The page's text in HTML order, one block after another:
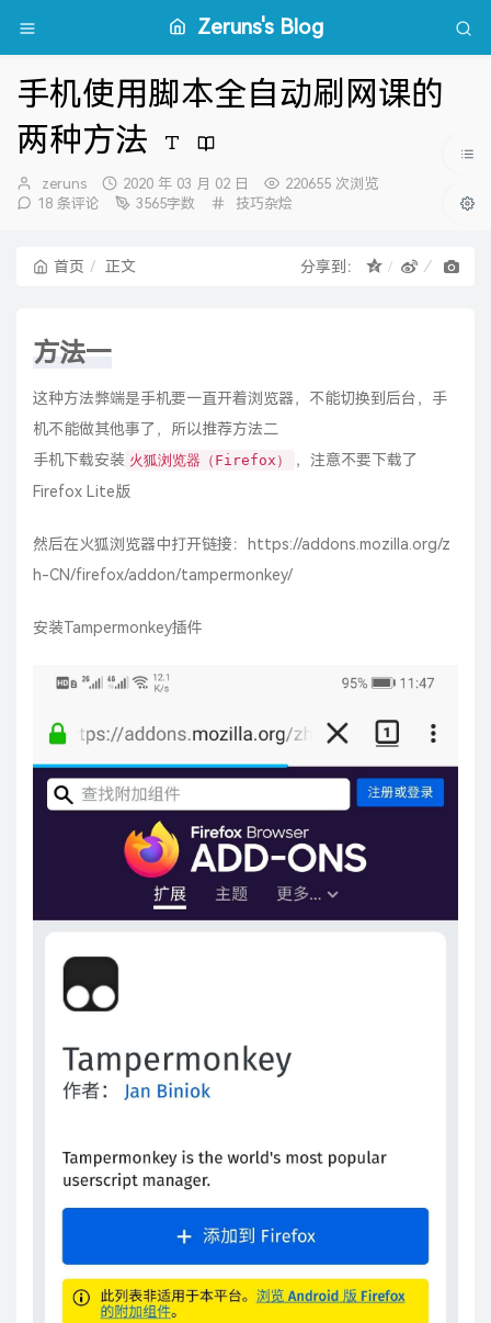
Zeruns's Blog
手机使用脚本全自动刷网课的
两种方法
博
主：
zeruns
发
布
2020 年 03 月 02 日
220655 次浏览
18 条评论
3565字数
分
技巧杂烩
首页 正文 分享到：
方法一
这种方法弊端是手机要一直开着浏览器，不能切换到后台，手
机不能做其他事了，所以推荐方法二
手机下载安装 火狐浏览器（Firefox）
，注意不要下载了
Firefox Lite版
然后在火狐浏览器中打开链接：
https://addons.mozilla.org/z
h-CN/firefox/addon/tampermonkey/
安装Tampermonkey插件